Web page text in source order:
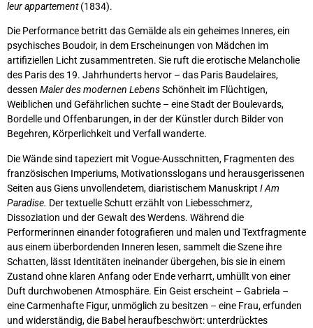
leur appartement(1834).
Die Performance betritt das Gemälde als ein geheimes Inneres, ein
psychisches Boudoir, in dem Erscheinungen von Mädchen im
artifiziellen Licht zusammentreten. Sie ruft die erotische Melancholie
des Paris des 19. Jahrhunderts hervor – das Paris Baudelaires,
dessen Maler des modernen LebensSchönheit im Flüchtigen,
Weiblichen und Gefährlichen suchte – eine Stadt der Boulevards,
Bordelle und Offenbarungen, in der der Künstler durch Bilder von
Begehren, Körperlichkeit und Verfall wanderte.
Die Wände sind tapeziert mit Vogue-Ausschnitten, Fragmenten des
französischen Imperiums, Motivationsslogans und herausgerissenen
Seiten aus Giens unvollendetem, diaristischem Manuskript I Am
Paradise. Der textuelle Schutt erzählt von Liebesschmerz,
Dissoziation und der Gewalt des Werdens. Während die
Performerinnen einander fotografieren und malen und Textfragmente
aus einem überbordenden Inneren lesen, sammelt die Szene ihre
Schatten, lässt Identitäten ineinander übergehen, bis sie in einem
Zustand ohne klaren Anfang oder Ende verharrt, umhüllt von einer
Duft durchwobenen Atmosphäre. Ein Geist erscheint – Gabriela –
eine Carmenhafte Figur, unmöglich zu besitzen – eine Frau, erfunden
und widerständig, die Babel heraufbeschwört: unterdrücktes